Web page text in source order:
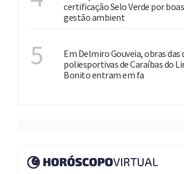
certificação Selo Verde por
gestão ambient
5
Em Delmiro Gouveia, obras das
poliesportivas de Caraíbas do
Bonito entram em fa